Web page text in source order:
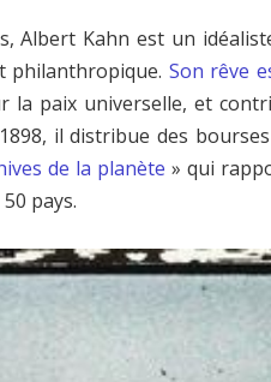
Albert Kahn est un
philanthropique. Son rêve
paix universelle, et
il distribue des
de la planète » qui
pays.